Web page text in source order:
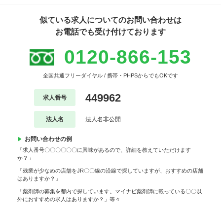
似ている求人についてのお問い合わせは
お電話でも受け付けております
0120-866-153
全国共通フリーダイヤル / 携帯・PHPSからでもOKです
求人番号 449962
法人名 法人名非公開
お問い合わせの例
「求人番号〇〇〇〇〇〇に興味があるので、詳細を教えていただけます
か？」
「残業が少なめの店舗をJR〇〇線の沿線で探していますが、おすすめの店舗
はありますか？」
「薬剤師の募集を都内で探しています。マイナビ薬剤師に載っている〇〇以
外におすすめの求人はありますか？」等々